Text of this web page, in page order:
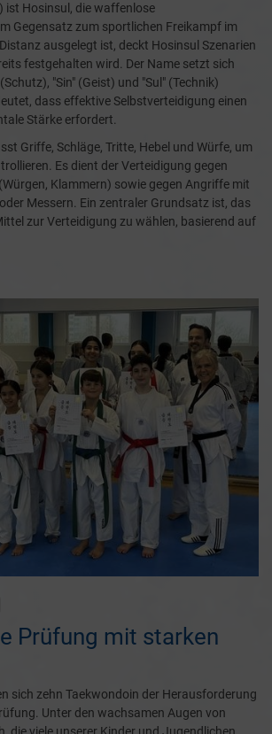
ist Hosinsul, die waffenlose
Gegensatz zum sportlichen Freikampf im
ausgelegt ist, deckt Hosinsul Szenarien
festgehalten wird. Der Name setzt sich
"Sin" (Geist) und "Sul" (Technik)
dass effektive Selbstverteidigung einen
Stärke erfordert.
Griffe, Schläge, Tritte, Hebel und Würfe, um
Es dient der Verteidigung gegen
Klammern) sowie gegen Angriffe mit
Messern. Ein zentraler Grundsatz ist, das
zur Verteidigung zu wählen, basierend auf
Prüfung mit starken
sich zehn Taekwondoin der Herausforderung
Unter den wachsamen Augen von